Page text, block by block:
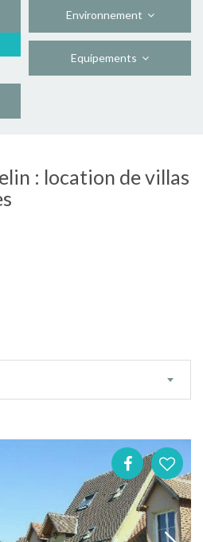
Environnement
Equipements
: location de villas